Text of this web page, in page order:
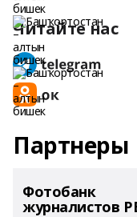
Читайте нас
Партнеры
Фотобанк
журналистов